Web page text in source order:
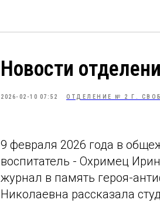
Новости
2026-02-10 07:52 ОТДЕЛЕНИЕ № 2 Г.
9 февраля 2026 года в
воспитатель - Охримец
журнал в память героя-
Николаевна рассказала